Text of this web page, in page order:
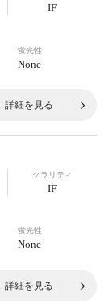
IF
蛍光性
None
詳細を見る
クラリティ
IF
蛍光性
None
詳細を見る